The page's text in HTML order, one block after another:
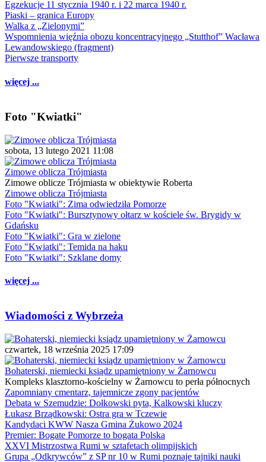
Egzekucje 11 stycznia 1940 r. i 22 marca 1940 r.
Piaski – granica Europy
Walka z „Zielonymi”
Wspomnienia więźnia obozu koncentracyjnego „Stutthof” Wacława
Lewandowskiego (fragment)
Pierwsze transporty
więcej ...
Foto "Kwiatki"
sobota, 13 lutego 2021 11:08
Zimowe oblicza Trójmiasta
Zimowe oblicze Trójmiasta w obiektywie Roberta
Zimowe oblicza Trójmiasta
Foto "Kwiatki": Zima odwiedziła Pomorze
Foto "Kwiatki": Bursztynowy ołtarz w kościele św. Brygidy w
Gdańsku
Foto "Kwiatki": Gra w zielone
Foto "Kwiatki": Temida na haku
Foto "Kwiatki": Szklane domy
więcej ...
Wiadomości z Wybrzeża
czwartek, 18 września 2025 17:09
Bohaterski, niemiecki ksiądz upamiętniony w Żarnowcu
Kompleks klasztorno-kościelny w Żarnowcu to perła północnych
Zapomniany cmentarz, tajemnicze zgony pacjentów
Debata w Szemudzie: Dołkowski pyta, Kalkowski kluczy
Łukasz Brządkowski: Ostra gra w Tczewie
Kandydaci KWW Nasza Gmina Żukowo 2024
Premier: Bogate Pomorze to bogata Polska
XXVI Mistrzostwa Rumi w sztafetach olimpijskich
Grupa „Odkrywców” z SP nr 10 w Rumi poznaje tajniki nauki